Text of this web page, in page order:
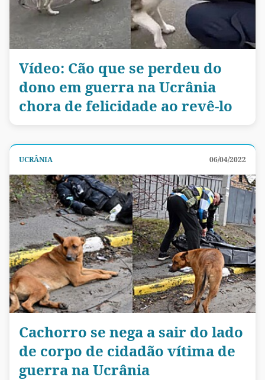
Vídeo: Cão que se perdeu do
dono em guerra na Ucrânia
chora de felicidade ao revê-lo
UCRÂNIA 06/04/2022
Cachorro se nega a sair do lado
de corpo de cidadão vítima de
guerra na Ucrânia